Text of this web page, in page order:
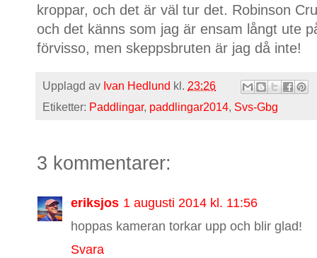
kroppar, och det är väl tur det. Robinson
och det känns som jag är ensam långt ute
förvisso, men skeppsbruten är jag då inte!
Upplagd av Ivan Hedlund kl. 23:26
Etiketter: Paddlingar, paddlingar2014, Svs-Gbg
3 kommentarer:
eriksjos 1 augusti 2014 kl. 11:56
hoppas kameran torkar upp och blir glad!
Svara